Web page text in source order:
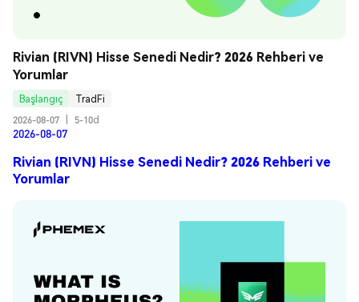
Rivian (RIVN) Hisse Senedi Nedir? 2026 Rehberi ve
Yorumlar
Başlangıç
TradFi
2026-08-07
5-10d
2026-08-07
Rivian (RIVN) Hisse Senedi Nedir? 2026 Rehberi ve
Yorumlar